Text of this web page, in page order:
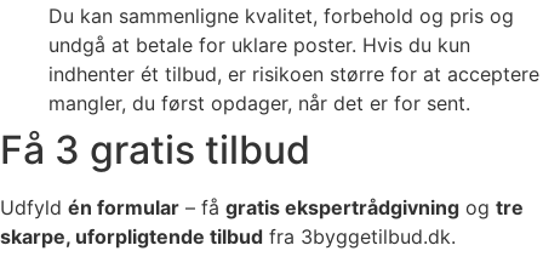
Du kan sammenligne kvalitet, forbehold og pris og
undgå at betale for uklare poster. Hvis du kun
indhenter ét tilbud, er risikoen større for at acceptere
mangler, du først opdager, når det er for sent.
Få 3 gratis tilbud
Udfyld én formular – få gratis ekspertrådgivning og tre
skarpe, uforpligtende tilbud fra 3byggetilbud.dk.